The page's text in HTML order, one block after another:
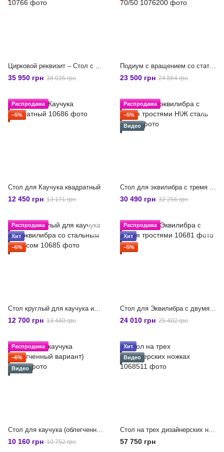
Цирковой реквизит – Стол с вращением и тростями
35 950 грн 38 035 грн
Подиум с вращением со статической платформой, 70/50
23 500 грн 24 864 грн
Распродажа
−5%
Стол для Каучука квадратный
12 450 грн 13 171 грн
Распродажа
−5%
Видео
Стол для эквилибра с тремя тростями Н\Ж сталь
30 490 грн 32 256 грн
Распродажа
Хит
−6%
Стол круглый для каучука или эквилибра со стальным каркасом
12 700 грн 13 440 грн
Распродажа
Хит
−5%
Стол для Эквилибра с двумя тростями
24 010 грн 25 402 грн
Распродажа
−6%
Видео
Стол для каучука (облегченный вариант)
10 160 грн 10 752 грн
Хит
Видео
Стол на трех дизайнерских ножках
57 750 грн